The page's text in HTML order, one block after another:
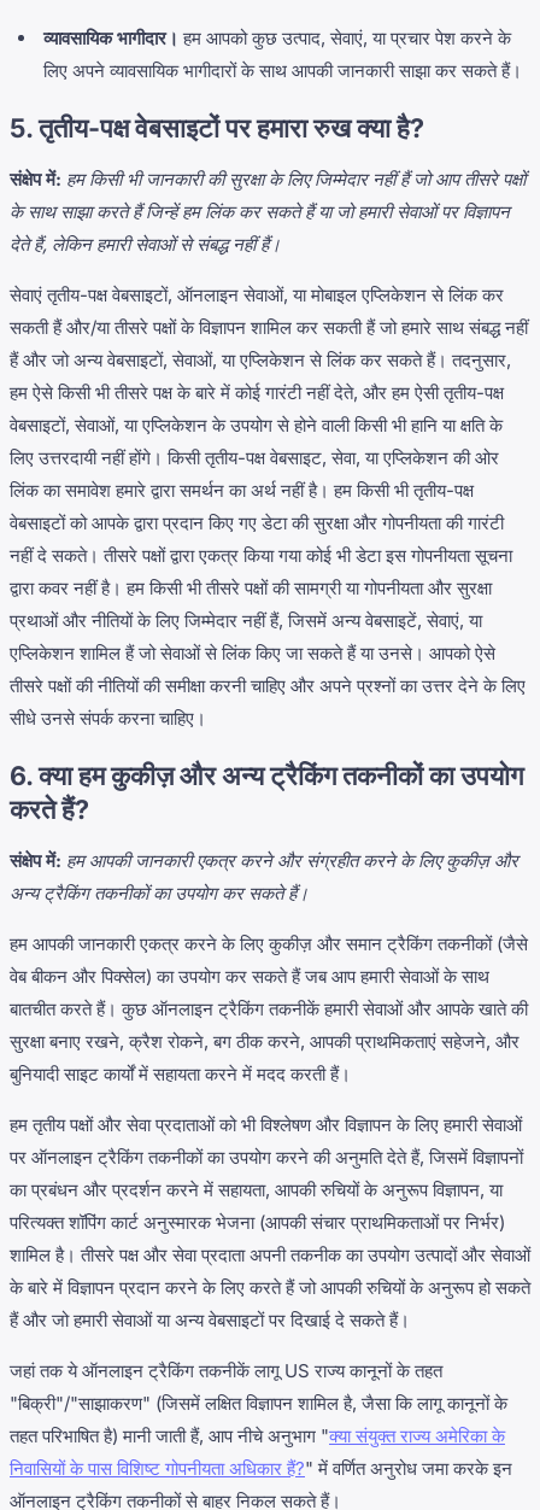
व्यावसायिक भागीदार। हम आपको कुछ उत्पाद, सेवाएं, या प्रचार पेश करने के
लिए अपने व्यावसायिक भागीदारों के साथ आपकी जानकारी साझा कर सकते हैं।
5. तृतीय-पक्ष वेबसाइटों पर हमारा रुख क्या है?
संक्षेप में: हम किसी भी जानकारी की सुरक्षा के लिए जिम्मेदार नहीं हैं जो आप तीसरे पक्षों
के साथ साझा करते हैं जिन्हें हम लिंक कर सकते हैं या जो हमारी सेवाओं पर विज्ञापन
देते हैं, लेकिन हमारी सेवाओं से संबद्ध नहीं हैं।
सेवाएं तृतीय-पक्ष वेबसाइटों, ऑनलाइन सेवाओं, या मोबाइल एप्लिकेशन से लिंक कर
सकती हैं और/या तीसरे पक्षों के विज्ञापन शामिल कर सकती हैं जो हमारे साथ संबद्ध नहीं
हैं और जो अन्य वेबसाइटों, सेवाओं, या एप्लिकेशन से लिंक कर सकते हैं। तदनुसार,
हम ऐसे किसी भी तीसरे पक्ष के बारे में कोई गारंटी नहीं देते, और हम ऐसी तृतीय-पक्ष
वेबसाइटों, सेवाओं, या एप्लिकेशन के उपयोग से होने वाली किसी भी हानि या क्षति के
लिए उत्तरदायी नहीं होंगे। किसी तृतीय-पक्ष वेबसाइट, सेवा, या एप्लिकेशन की ओर
लिंक का समावेश हमारे द्वारा समर्थन का अर्थ नहीं है। हम किसी भी तृतीय-पक्ष
वेबसाइटों को आपके द्वारा प्रदान किए गए डेटा की सुरक्षा और गोपनीयता की गारंटी
नहीं दे सकते। तीसरे पक्षों द्वारा एकत्र किया गया कोई भी डेटा इस गोपनीयता सूचना
द्वारा कवर नहीं है। हम किसी भी तीसरे पक्षों की सामग्री या गोपनीयता और सुरक्षा
प्रथाओं और नीतियों के लिए जिम्मेदार नहीं हैं, जिसमें अन्य वेबसाइटें, सेवाएं, या
एप्लिकेशन शामिल हैं जो सेवाओं से लिंक किए जा सकते हैं या उनसे। आपको ऐसे
तीसरे पक्षों की नीतियों की समीक्षा करनी चाहिए और अपने प्रश्नों का उत्तर देने के लिए
सीधे उनसे संपर्क करना चाहिए।
6. क्या हम कुकीज़ और अन्य ट्रैकिंग तकनीकों का उपयोग
करते हैं?
संक्षेप में: हम आपकी जानकारी एकत्र करने और संग्रहीत करने के लिए कुकीज़ और
अन्य ट्रैकिंग तकनीकों का उपयोग कर सकते हैं।
हम आपकी जानकारी एकत्र करने के लिए कुकीज़ और समान ट्रैकिंग तकनीकों (जैसे
वेब बीकन और पिक्सेल) का उपयोग कर सकते हैं जब आप हमारी सेवाओं के साथ
बातचीत करते हैं। कुछ ऑनलाइन ट्रैकिंग तकनीकें हमारी सेवाओं और आपके खाते की
सुरक्षा बनाए रखने, क्रैश रोकने, बग ठीक करने, आपकी प्राथमिकताएं सहेजने, और
बुनियादी साइट कार्यों में सहायता करने में मदद करती हैं।
हम तृतीय पक्षों और सेवा प्रदाताओं को भी विश्लेषण और विज्ञापन के लिए हमारी सेवाओं
पर ऑनलाइन ट्रैकिंग तकनीकों का उपयोग करने की अनुमति देते हैं, जिसमें विज्ञापनों
का प्रबंधन और प्रदर्शन करने में सहायता, आपकी रुचियों के अनुरूप विज्ञापन, या
परित्यक्त शॉपिंग कार्ट अनुस्मारक भेजना (आपकी संचार प्राथमिकताओं पर निर्भर)
शामिल है। तीसरे पक्ष और सेवा प्रदाता अपनी तकनीक का उपयोग उत्पादों और सेवाओं
के बारे में विज्ञापन प्रदान करने के लिए करते हैं जो आपकी रुचियों के अनुरूप हो सकते
हैं और जो हमारी सेवाओं या अन्य वेबसाइटों पर दिखाई दे सकते हैं।
जहां तक ये ऑनलाइन ट्रैकिंग तकनीकें लागू US राज्य कानूनों के तहत
"बिक्री"/"साझाकरण" (जिसमें लक्षित विज्ञापन शामिल है, जैसा कि लागू कानूनों के
तहत परिभाषित है) मानी जाती हैं, आप नीचे अनुभाग "क्या संयुक्त राज्य अमेरिका के
निवासियों के पास विशिष्ट गोपनीयता अधिकार हैं?" में वर्णित अनुरोध जमा करके इन
ऑनलाइन ट्रैकिंग तकनीकों से बाहर निकल सकते हैं।